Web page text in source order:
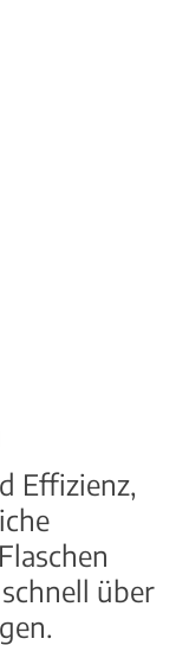
Effizienz,
über